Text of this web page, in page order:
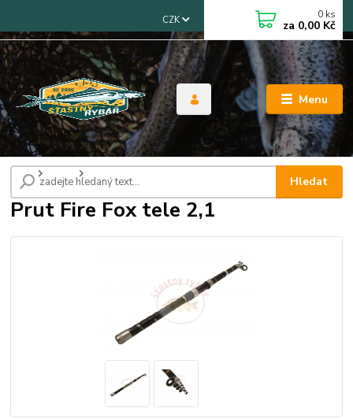
Menu
CZK
Hledat
0 ks
za 0,00 Kč
Úvod Pruty Prut Fire Fox tele 2,1
Prut Fire Fox tele 2,1